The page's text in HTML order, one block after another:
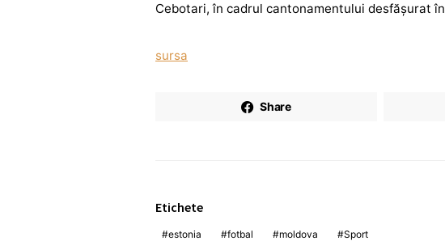
Cebotari, în cadrul cantonamentului desfășurat
sursa
Share
Etichete
estonia fotbal moldova Sport